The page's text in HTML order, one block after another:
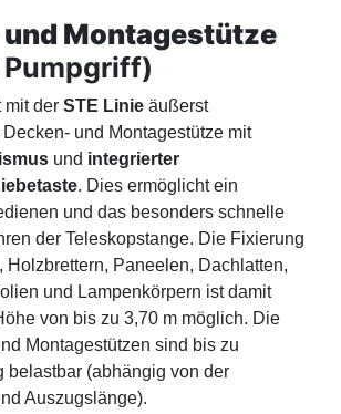
und Montagestütze
mit der STE Linie äußerst
Decken- und Montagestütze mit
und integrierter
. Dies ermöglicht ein
und das besonders schnelle
der Teleskopstange. Die Fixierung
Holzbrettern, Paneelen, Dachlatten,
und Lampenkörpern ist damit
von bis zu 3,70 m möglich. Die
Montagestützen sind bis zu
belastbar (abhängig von der
Auszugslänge).